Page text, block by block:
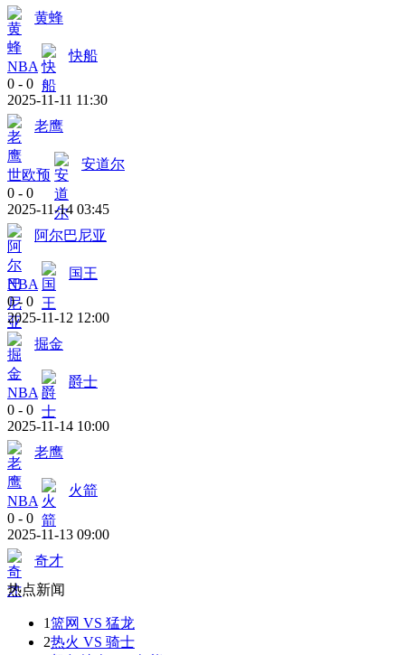
黄蜂
NBA
快船
0 - 0
2025-11-11 11:30
老鹰
世欧预
安道尔
0 - 0
2025-11-14 03:45
阿尔巴尼亚
NBA
国王
0 - 0
2025-11-12 12:00
掘金
NBA
爵士
0 - 0
2025-11-14 10:00
老鹰
NBA
火箭
0 - 0
2025-11-13 09:00
奇才
热点新闻
1篮网 VS 猛龙
2热火 VS 骑士